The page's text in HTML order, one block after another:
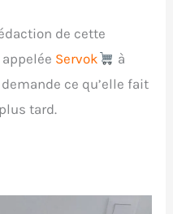
de cette
Servok
à
ce qu’elle fait
tard.